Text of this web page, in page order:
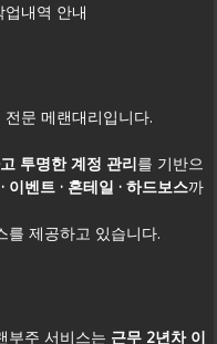
내역 안내
전문 메랜대리입니다.
투명한 계정 관리를 기반으
이벤트 · 혼테일 · 하드보스까
를 제공하고 있습니다.
부주 서비스는 근무 2년차 이